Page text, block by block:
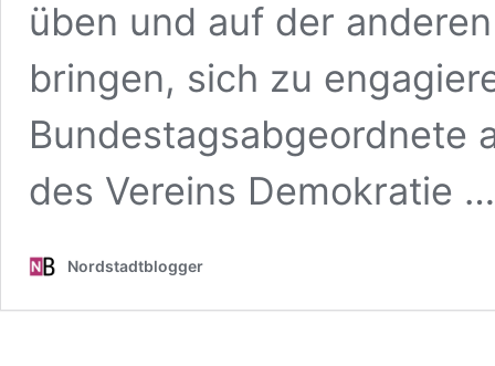
üben und auf der
bringen, sich zu
Bundestagsabgeordnete
des Vereins Demokratie
Nordstadtblogger